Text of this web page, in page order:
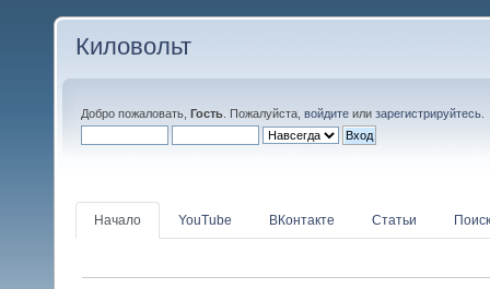
Киловольт
Добро пожаловать, Гость . Пожалуйста, войдите или зарегистрируйтесь
Начало YouTube ВКонтакте Статьи Поиск